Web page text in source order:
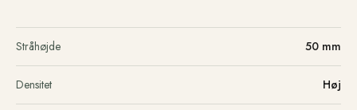
Stråhøjde 50 mm
Densitet Høj